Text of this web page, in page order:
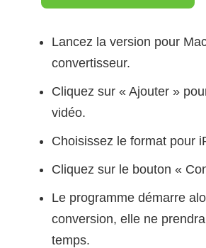
Lancez la version pour
convertisseur.
Cliquez sur « Ajouter »
vidéo.
Choisissez le format pour
Cliquez sur le bouton «
Le programme démarre
conversion, elle ne
temps.